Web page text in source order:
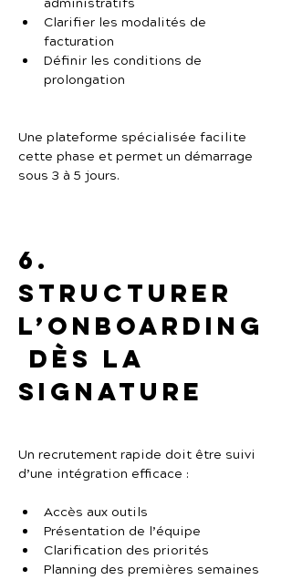
administratifs
Clarifier les modalités de
facturation
Définir les conditions de
prolongation
Une plateforme spécialisée facilite
cette phase et permet un démarrage
sous 3 à 5 jours.
6.
Structurer
l’onboarding
dès la
signature
Un recrutement rapide doit être suivi
d’une intégration efficace :
Accès aux outils
Présentation de l’équipe
Clarification des priorités
Planning des premières semaines